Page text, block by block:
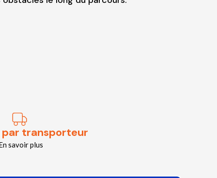
par transporteur
savoir plus